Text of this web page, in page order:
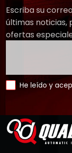
Escriba su
últimas noticias,
ofertas
He leído y